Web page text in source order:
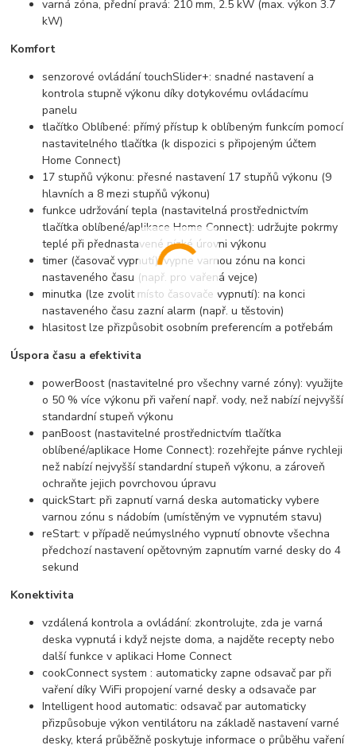
varná zóna, přední pravá: 210 mm, 2.5 kW (max. výkon 3.7
kW)
Komfort
senzorové ovládání touchSlider+: snadné nastavení a
kontrola stupně výkonu díky dotykovému ovládacímu
panelu
tlačítko Oblíbené: přímý přístup k oblíbeným funkcím pomocí
nastavitelného tlačítka (k dispozici s připojeným účtem
Home Connect)
17 stupňů výkonu: přesné nastavení 17 stupňů výkonu (9
hlavních a 8 mezi stupňů výkonu)
funkce udržování tepla (nastavitelná prostřednictvím
tlačítka oblíbené/aplikace Home Connect): udržujte pokrmy
teplé při přednastavené nízké úrovni výkonu
timer (časovač vypnutí): vypne varnou zónu na konci
nastaveného času (např. pro vařená vejce)
minutka (lze zvolit místo časovače vypnutí): na konci
nastaveného času zazní alarm (např. u těstovin)
hlasitost lze přizpůsobit osobním preferencím a potřebám
Úspora času a efektivita
powerBoost (nastavitelné pro všechny varné zóny): využijte
o 50 % více výkonu při vaření např. vody, než nabízí nejvyšší
standardní stupeň výkonu
panBoost (nastavitelné prostřednictvím tlačítka
oblíbené/aplikace Home Connect): rozehřejte pánve rychleji
než nabízí nejvyšší standardní stupeň výkonu, a zároveň
ochraňte jejich povrchovou úpravu
quickStart: při zapnutí varná deska automaticky vybere
varnou zónu s nádobím (umístěným ve vypnutém stavu)
reStart: v případě neúmyslného vypnutí obnovte všechna
předchozí nastavení opětovným zapnutím varné desky do 4
sekund
Konektivita
vzdálená kontrola a ovládání: zkontrolujte, zda je varná
deska vypnutá i když nejste doma, a najděte recepty nebo
další funkce v aplikaci Home Connect
cookConnect system : automaticky zapne odsavač par při
vaření díky WiFi propojení varné desky a odsavače par
Intelligent hood automatic: odsavač par automaticky
přizpůsobuje výkon ventilátoru na základě nastavení varné
desky, která průběžně poskytuje informace o průběhu vaření